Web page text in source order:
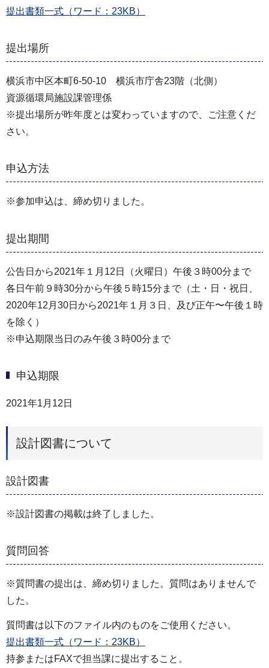
提出書類一式（ワード：23KB）
提出場所
横浜市中区本町6-50-10 横浜市庁舎23階（北側）
資源循環局施設課管理係
※提出場所が昨年度とは変わっていますので、ご注意くだ
さい。
申込方法
※参加申込は、締め切りました。
提出期間
公告日から2021年１月12日（火曜日）午後３時00分まで
各日午前９時30分から午後５時15分まで（⼟・⽇・祝⽇、
2020年12⽉30⽇から2021年１⽉３⽇、及び正午〜午後１時
を除く）
※申込期限当日のみ午後３時00分まで
申込期限
2021年1月12日
設計図書について
設計図書
※設計図書の掲載は終了しました。
質問回答
※質問書の提出は、締め切りました。質問はありませんで
した。
質問書は以下のファイル内のものをご使用ください。
提出書類一式（ワード：23KB）
持参またはFAXで担当課に提出すること。